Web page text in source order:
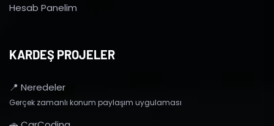
Hesab Panelim
KARDEŞ PROJELER
📍 Neredeler
Gerçek zamanlı konum paylaşım uygulaması